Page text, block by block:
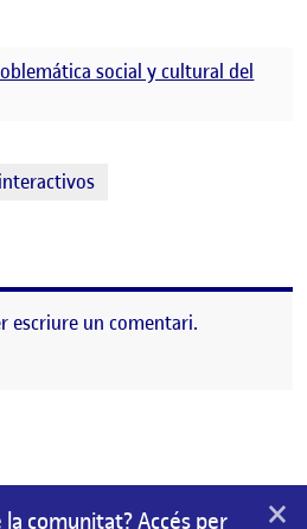
social y cultural del
escriure un comentari.
comunitat? Accés per ×